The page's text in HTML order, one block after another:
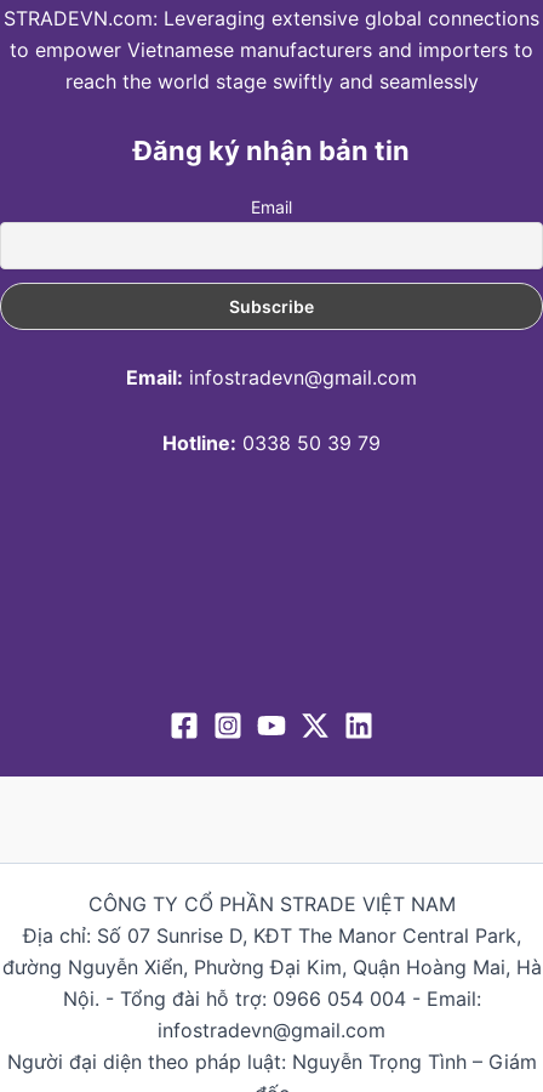
STRADEVN.com: Leveraging extensive global connections
to empower Vietnamese manufacturers and importers to
reach the world stage swiftly and seamlessly
Đăng ký nhận bản tin
Email
Email: infostradevn@gmail.com
Hotline: 0338 50 39 79
CÔNG TY CỔ PHẦN STRADE VIỆT NAM
Địa chỉ: Số 07 Sunrise D, KĐT The Manor Central Park,
đường Nguyễn Xiển, Phường Đại Kim, Quận Hoàng Mai, Hà
Nội. - Tổng đài hỗ trợ: 0966 054 004 - Email:
infostradevn@gmail.com
Người đại diện theo pháp luật: Nguyễn Trọng Tình – Giám